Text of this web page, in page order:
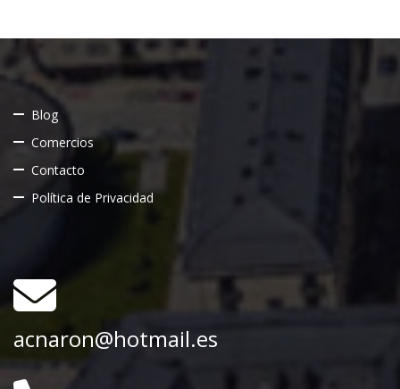
Blog
Comercios
Contacto
Política de Privacidad
acnaron@hotmail.es